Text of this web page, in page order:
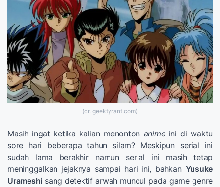
(cr. geektyrant.com)
Masih ingat ketika kalian menonton animeini di waktu
sore hari beberapa tahun silam? Meskipun serial ini
sudah lama berakhir namun serial ini masih tetap
meninggalkan jejaknya sampai hari ini, bahkan Yusuke
Urameshi sang detektif arwah muncul pada game genre